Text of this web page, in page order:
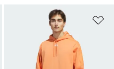
a la lista de deseos